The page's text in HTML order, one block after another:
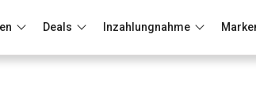
Deals Inzahlungnahme